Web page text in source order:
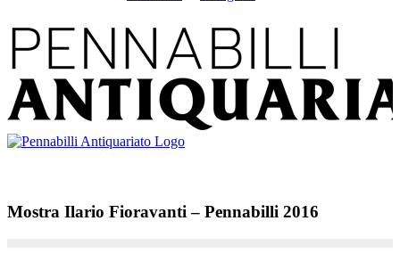
Mostra Ilario Fioravanti – Pennabilli 2016